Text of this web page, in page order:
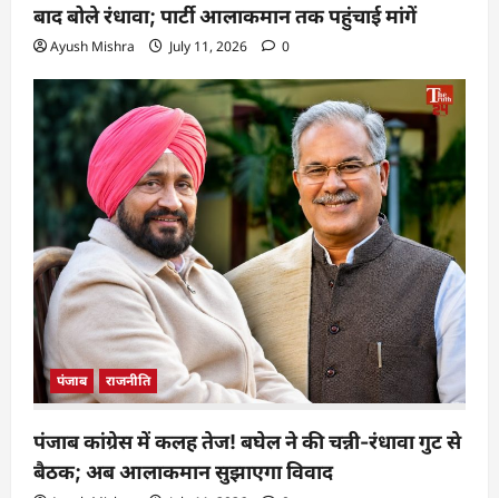
बाद बोले रंधावा; पार्टी आलाकमान तक पहुंचाई मांगें
Ayush Mishra July 11, 2026 0
पंजाब राजनीति
पंजाब कांग्रेस में कलह तेज! बघेल ने की चन्नी-रंधावा गुट से
बैठक; अब आलाकमान सुझाएगा विवाद